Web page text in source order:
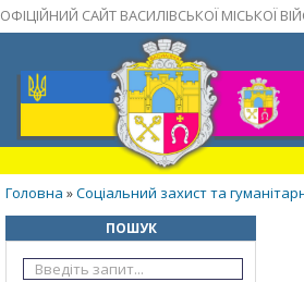
ОФІЦІЙНИЙ САЙТ ВАСИЛІВСЬКОЇ МІСЬКОЇ
Головна »Соціальний захист та
ПОШУК